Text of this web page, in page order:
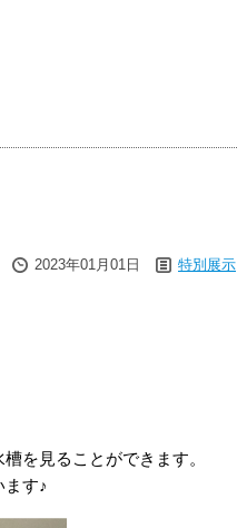
2023年01月01日 特別展示
を見ることができます。
す♪